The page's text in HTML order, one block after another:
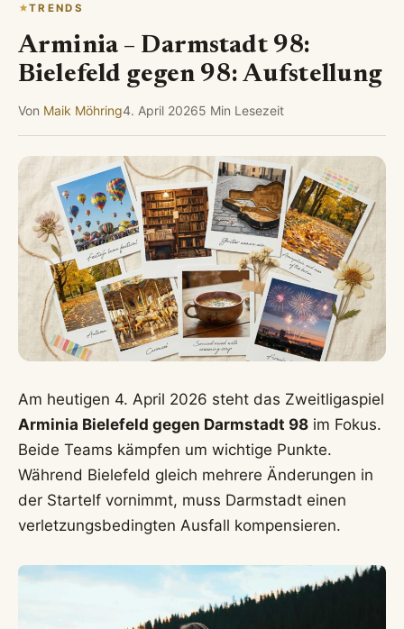
TRENDS
Arminia – Darmstadt 98:
Bielefeld gegen 98: Aufstellung
Von Maik Möhring4. April 20265 Min Lesezeit
Am heutigen 4. April 2026 steht das Zweitligaspiel
Arminia Bielefeld gegen Darmstadt 98 im Fokus.
Beide Teams kämpfen um wichtige Punkte.
Während Bielefeld gleich mehrere Änderungen in
der Startelf vornimmt, muss Darmstadt einen
verletzungsbedingten Ausfall kompensieren.